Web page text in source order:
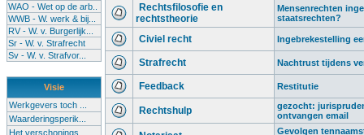
WAO - Wet op de arb..
WWB - W. werk & bij...
RV - W. v. Burgerlijk...
Sr - W. v. Strafrecht
Sv - W. v. Strafvor...
Visie
Werkgevers toch ...
Waarderingsperik...
Het verschonings...
Rechtsfilosofie en
rechtstheorie
Mensenrechten
staatsrechten?
Civiel recht Ingebrekestelling
Strafrecht Nachtrust tijdens
Feedback Restitutie
Rechtshulp
gezocht:
ontvangen email
Gevolgen